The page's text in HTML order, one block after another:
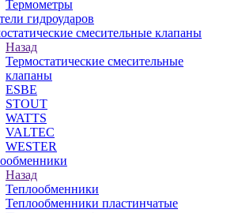
Термометры
гидроударов
смесительные клапаны
Назад
Термостатические смесительные
клапаны
ESBE
STOUT
WATTS
VALTEC
WESTER
Назад
Теплообменники
Теплообменники пластинчатые